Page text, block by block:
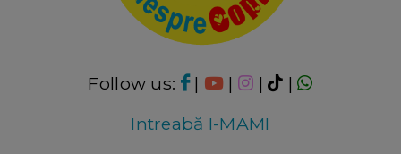
Follow us: | | |
|
Intreabă I-MAMI